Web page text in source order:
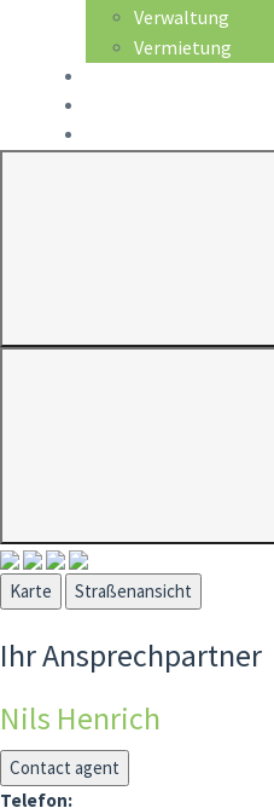
Verwaltung
Vermietung
Karte Straßenansicht
Ihr Ansprechpartner
Nils Henrich
Contact agent
Telefon: